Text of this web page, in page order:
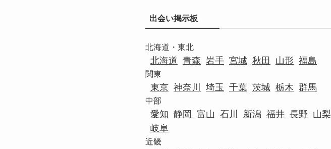
出会い掲示板
北海道・東北
北海道 青森 岩手 宮城 秋田 山形 福島
関東
東京 神奈川 埼玉 千葉 茨城 栃木 群馬
中部
愛知 静岡 富山 石川 新潟 福井 長野 山梨
岐阜
近畿